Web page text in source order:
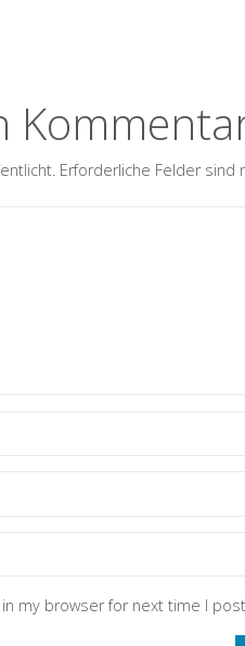
Erforderliche Felder sind
in my browser for next time I